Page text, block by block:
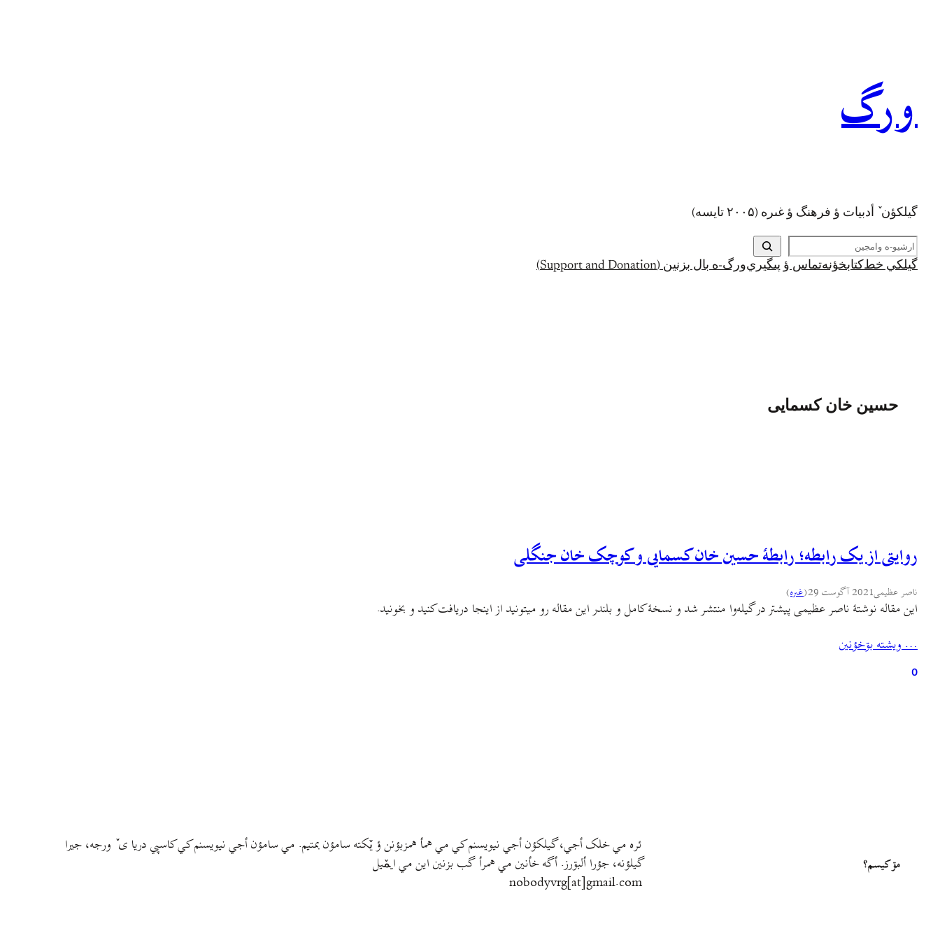
ورگ
گيلکؤن ٚ أدبیات ؤ فرهنگ ؤ غىره (۲۰۰۵ تايسه)
ج
س
تگيلکي خط کتابخؤنهتماس ؤ پىگيريورگ-ه بال بزنين (Support and Donation)
حسین خان کسمایی
روایتی از یک رابطه؛ رابطهٔ حسین خان کسمایی و کوچک خان جنگلی
ناصر عظیمی2021 آگوست 29 (غىره)
این مقاله نوشتهٔ ناصر عظیمی پیشتر در گیله‌وا منتشر شد و نسخهٔ کامل و بلندر این مقاله رو میتونید از اینجا دریافت کنید و بخونید.
… ويشته بۊخؤنين
0
مۊ کيسم؟
ئره مي خلک أجي، گيلکؤن أجي نيويسنم کي مي همأ همزبؤنن ؤ يٚکته سامؤن بمتيم. مي سامؤن أجي نيويسنم کي کاسپي دريا ی ٚ ورجه، جيرا
گيلؤنه، جؤرا ألبۊرز. أگه خأنين مي همرأ گب بزنين اين مي ايمٚیل‌ ‌
nobodyvrg[at]gmail.com